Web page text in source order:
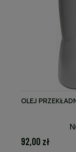
OLEJ
92,00 zł